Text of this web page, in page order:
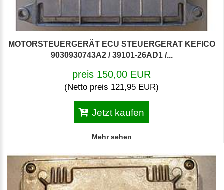
MOTORSTEUERGERÄT ECU STEUERGERAT KEFICO
9030930743A2 / 39101-26AD1 /...
preis 150,00 EUR
(Netto preis 121,95 EUR)
Jetzt kaufen
Mehr sehen